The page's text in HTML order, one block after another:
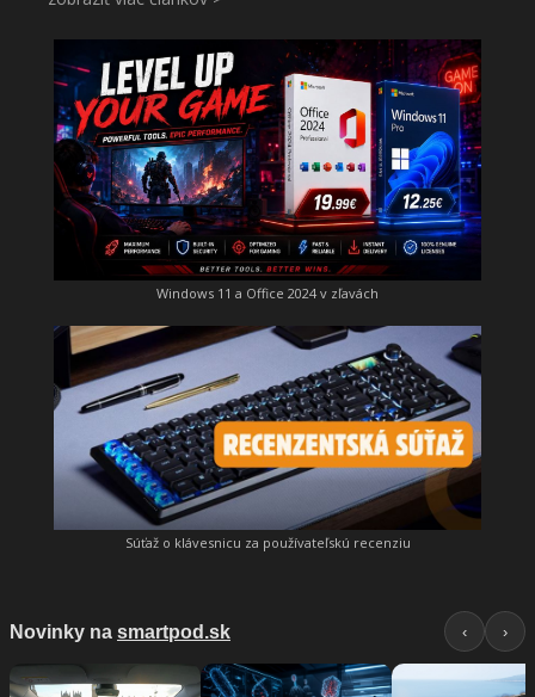
Windows 11 a Office 2024 v zľavách
Súťaž o klávesnicu za používateľskú recenziu